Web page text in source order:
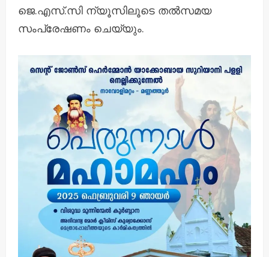
ജെ.എസ്.സി ന്യൂസിലൂടെ തൽസമയ
സംപ്രേഷണം ചെയ്യും.